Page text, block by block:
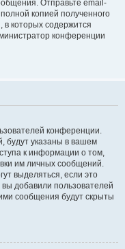
Отправьте email-
копией полученного
в которых содержится
конференции
конференции.
будут указаны в вашем
к информации о том,
им личных сообщений.
выделяться, если это
добавили пользователей
сообщения будут скрыты